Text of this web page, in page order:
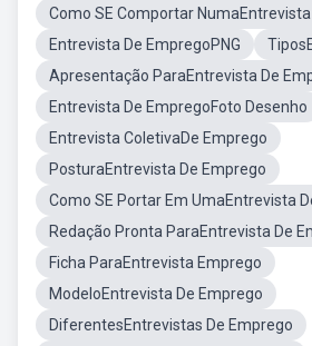
Como SE Comportar
Entrevista De EmpregoPNG
Apresentação ParaEntrevista De
Entrevista De EmpregoFoto Desenho
Entrevista ColetivaDe Emprego
PosturaEntrevista De Emprego
Como SE Portar Em UmaEntrevista
Redação Pronta ParaEntrevista De
Ficha ParaEntrevista Emprego
ModeloEntrevista De Emprego
DiferentesEntrevistas De Emprego